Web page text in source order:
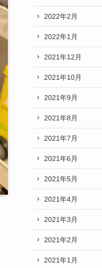
2022年2月
2022年1月
2021年12月
2021年10月
2021年9月
2021年8月
2021年7月
2021年6月
2021年5月
2021年4月
2021年3月
2021年2月
2021年1月